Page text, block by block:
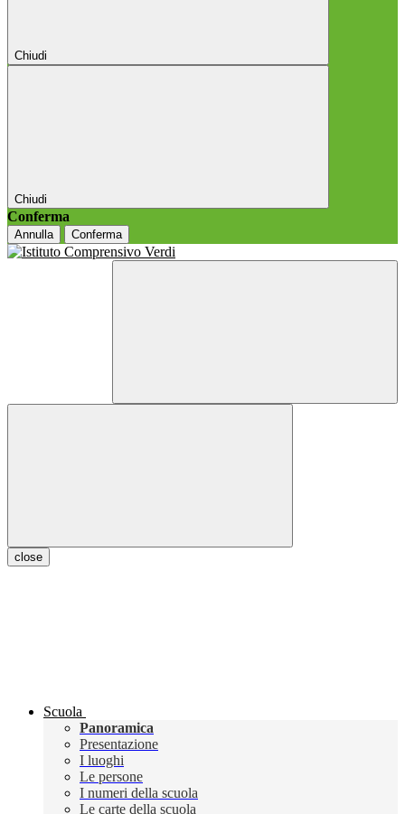
Chiudi
Chiudi
Conferma
Annulla Conferma
close
Scuola
Panoramica
Presentazione
I luoghi
Le persone
I numeri della scuola
Le carte della scuola